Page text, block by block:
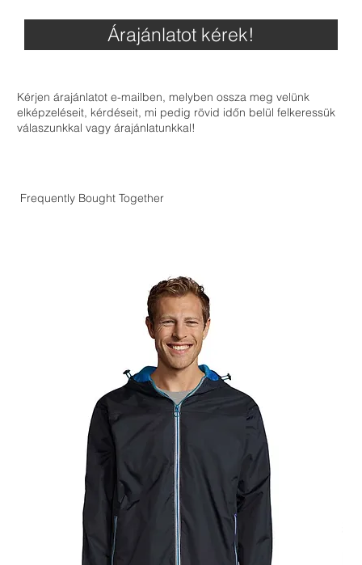
Árajánlatot kérek!
Kérjen árajánlatot e-mailben, melyben ossza meg velünk
elképzeléseit, kérdéseit, mi pedig rövid időn belül felkeressük
válaszunkkal vagy árajánlatunkkal!
Frequently Bought Together